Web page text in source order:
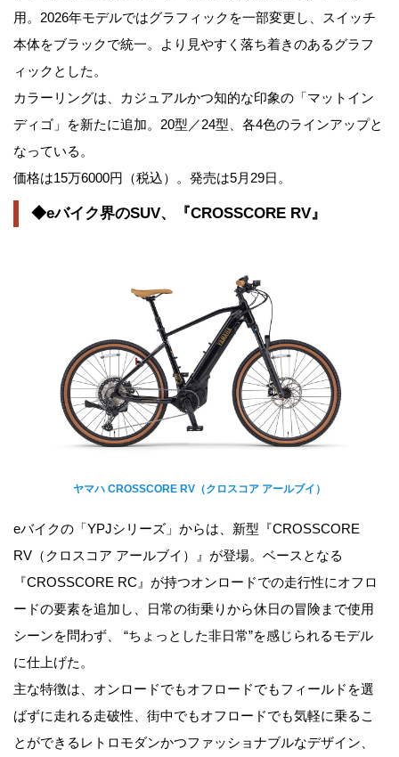
用。2026年モデルではグラフィックを一部変更し、スイッチ
本体をブラックで統一。より見やすく落ち着きのあるグラフ
ィックとした。
カラーリングは、カジュアルかつ知的な印象の「マットイン
ディゴ」を新たに追加。20型／24型、各4色のラインアップと
なっている。
価格は15万6000円（税込）。発売は5月29日。
◆eバイク界のSUV、『CROSSCORE RV』
ヤマハ CROSSCORE RV（クロスコア アールブイ）
eバイクの「YPJシリーズ」からは、新型『CROSSCORE
RV（クロスコア アールブイ）』が登場。ベースとなる
『CROSSCORE RC』が持つオンロードでの走行性にオフロ
ードの要素を追加し、日常の街乗りから休日の冒険まで使用
シーンを問わず、 “ちょっとした非日常”を感じられるモデル
に仕上げた。
主な特徴は、オンロードでもオフロードでもフィールドを選
ばずに走れる走破性、街中でもオフロードでも気軽に乗るこ
とができるレトロモダンかつファッショナブルなデザイン、